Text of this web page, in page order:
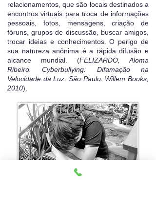
relacionamentos, que são locais destinados a
encontros virtuais para troca de informações
pessoais, fotos, mensagens, criação de
fóruns, grupos de discussão, buscar amigos,
trocar ideias e conhecimentos. O perigo de
sua natureza anônima é a rápida difusão e
alcance mundial. (FELIZARDO, Aloma
Ribeiro.Cyberbullying: Difamação na
Velocidade da Luz. São Paulo: Willem Books,
2010).